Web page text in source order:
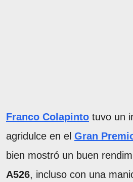
Franco Colapinto tuvo un
agridulce en el Gran
bien mostró un buen
A526, incluso con una